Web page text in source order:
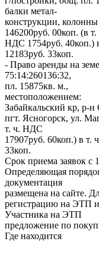
балки метал-
конструкции,
146200руб. 00коп. (в т.
НДС 1754руб. 40коп.)
12183руб. 33коп.
- Право аренды на
75:14:260136:32,
пл. 15875кв. м.,
местоположением:
Забайкальский кр, р-
пгт. Ясногорск, ул.
т. ч. НДС
17907руб. 60коп.) в т.
33коп.
Срок приема заявок с
Определяющая
документация
размещена на сайте.
регистрацию на ЭТП и
Участника на ЭТП
предложение по
Где находится